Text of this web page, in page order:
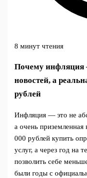
8 минут чтения
Почему инфляция
новостей, а
рублей
Инфляция — это не
а очень
000 рублей купить
услуг, а через год на
позволить себе
были годы с